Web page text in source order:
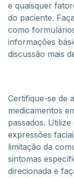
e quaisquer
do paciente.
como
informações
discussão mais
Certifique-se de
medicamentos
passados.
expressões
limitação da
sintomas
direcionada e